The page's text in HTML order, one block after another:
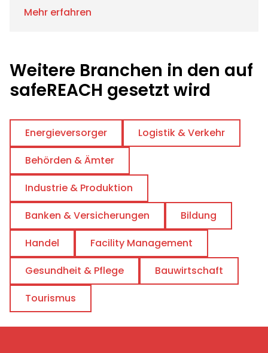
Mehr erfahren
Weitere Branchen in den auf
safeREACH gesetzt wird
Energieversorger
Logistik & Verkehr
Behörden & Ämter
Industrie & Produktion
Banken & Versicherungen
Bildung
Handel
Facility Management
Gesundheit & Pflege
Bauwirtschaft
Tourismus